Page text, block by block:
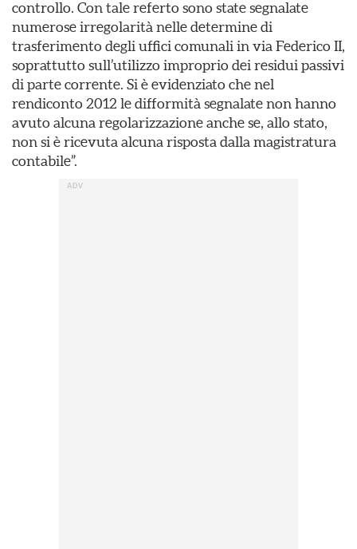
controllo. Con tale referto sono state segnalate
numerose irregolarità nelle determine di
trasferimento degli uffici comunali in via Federico II,
soprattutto sull’utilizzo improprio dei residui passivi
di parte corrente. Si è evidenziato che nel
rendiconto 2012 le difformità segnalate non hanno
avuto alcuna regolarizzazione anche se, allo stato,
non si è ricevuta alcuna risposta dalla magistratura
contabile”.